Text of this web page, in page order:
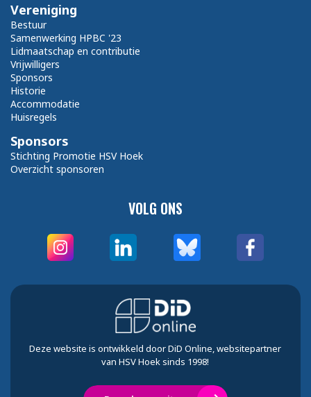
VOLG ONS
Vereniging
Bestuur
Samenwerking HPBC '23
Lidmaatschap en contributie
Vrijwilligers
Sponsors
Historie
Accommodatie
Huisregels
Sponsors
Stichting Promotie HSV Hoek
Overzicht sponsoren
Deze website is ontwikkeld door DiD Online, websitepartner
van HSV Hoek sinds 1998!